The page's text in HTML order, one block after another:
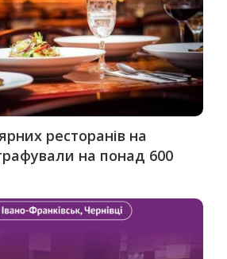
ресторанів на
на понад 600